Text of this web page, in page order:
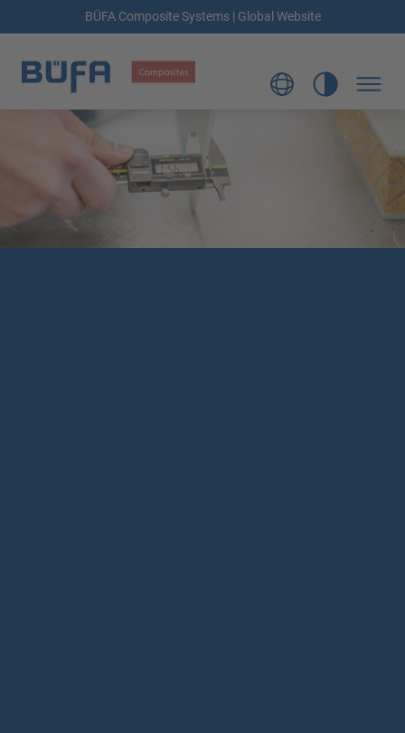
BÜFA Composite Systems | Global Website